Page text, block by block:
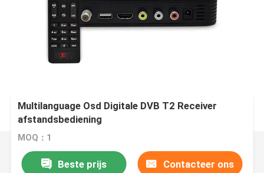
Multilanguage Osd Digitale DVB T2 Receiver
afstandsbediening
MOQ：1
Beste prijs Contacteer ons